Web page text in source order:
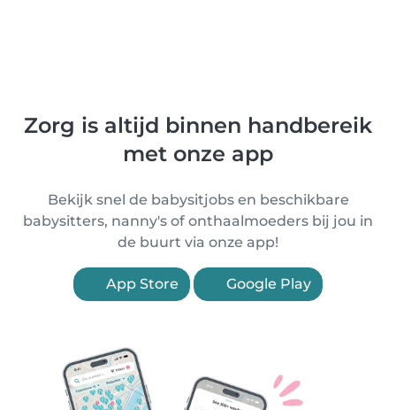
Zorg is altijd binnen handbereik
met onze app
Bekijk snel de babysitjobs en beschikbare
babysitters, nanny's of onthaalmoeders bij jou in
de buurt via onze app!
App Store Google Play